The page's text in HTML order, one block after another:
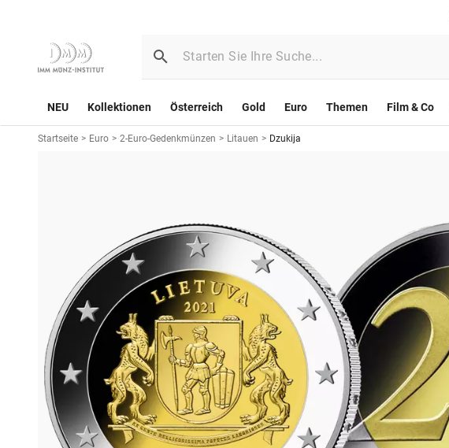
NEU Kollektionen Österreich Gold Euro Themen Film & Co
Startseite > Euro > 2-Euro-Gedenkmünzen > Litauen > Dzukija